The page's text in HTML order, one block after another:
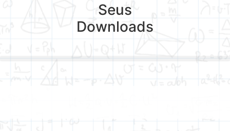
Seus
Downloads